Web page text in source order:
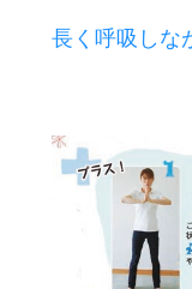
長く呼吸しな